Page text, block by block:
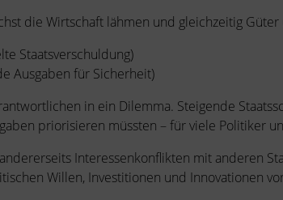
die Wirtschaft lähmen und gleichzeitig
Staatsverschuldung)
Ausgaben für Sicherheit)
in ein Dilemma. Steigende
priorisieren müssten – für viele Politiker
Interessenkonflikten mit anderen
Willen, Investitionen und Innovationen